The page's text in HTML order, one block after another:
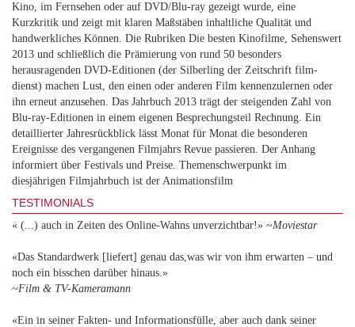
Kino, im Fernsehen oder auf DVD/Blu-ray gezeigt wurde, eine
Kurzkritik und zeigt mit klaren Maßstäben inhaltliche Qualität und
handwerkliches Können. Die Rubriken Die besten Kinofilme, Sehenswert
2013 und schließlich die Prämierung von rund 50 besonders
herausragenden DVD-Editionen (der Silberling der Zeitschrift film-
dienst) machen Lust, den einen oder anderen Film kennenzulernen oder
ihn erneut anzusehen. Das Jahrbuch 2013 trägt der steigenden Zahl von
Blu-ray-Editionen in einem eigenen Besprechungsteil Rechnung. Ein
detaillierter Jahresrückblick lässt Monat für Monat die besonderen
Ereignisse des vergangenen Filmjahrs Revue passieren. Der Anhang
informiert über Festivals und Preise. Themenschwerpunkt im
diesjährigen Filmjahrbuch ist der Animationsfilm
TESTIMONIALS
« (...) auch in Zeiten des Online-Wahns unverzichtbar!» ~Moviestar
«Das Standardwerk [liefert] genau das,was wir von ihm erwarten – und
noch ein bisschen darüber hinaus.»
~Film & TV-Kameramann
«Ein in seiner Fakten- und Informationsfülle, aber auch dank seiner